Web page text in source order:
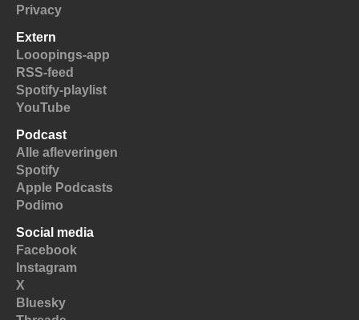
Privacy
Extern
Looopings-app
RSS-feed
Spotify-playlist
YouTube
Podcast
Alle afleveringen
Spotify
Apple Podcasts
Podimo
Social media
Facebook
Instagram
X
Bluesky